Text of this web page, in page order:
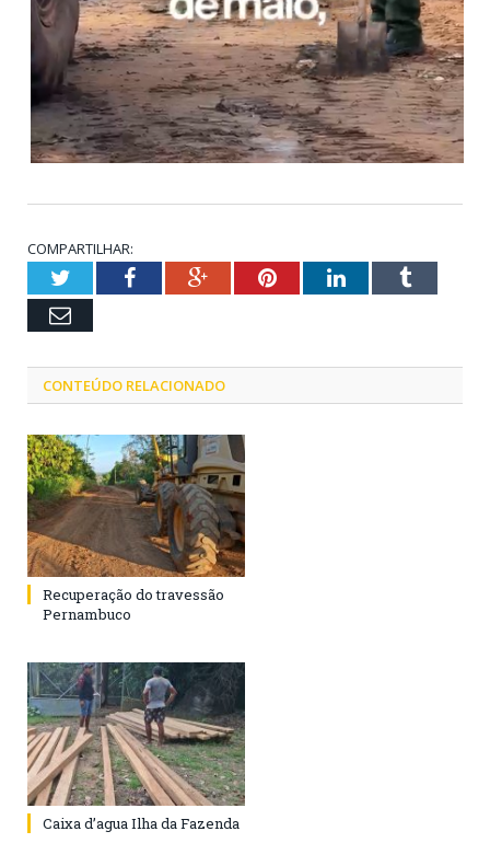
COMPARTILHAR:
TwitterFacebookGoogle+PinterestLinkedInTumblr
Email
CONTEÚDO RELACIONADO
Recuperação do travessão
Pernambuco
Caixa d’agua Ilha da Fazenda